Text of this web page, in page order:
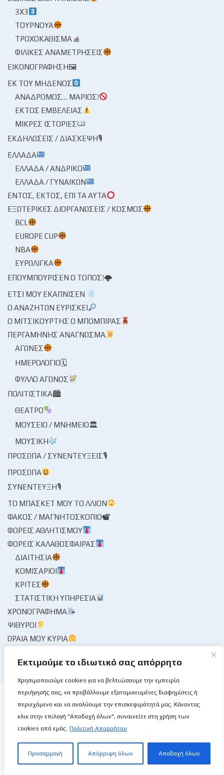
Εκτιμούμε το ιδιωτικό σας απόρρητο
Χρησιμοποιούμε cookies για να βελτιώσουμε την εμπειρία
περιήγησής σας, να προβάλλουμε εξατομικευμένες διαφημίσεις ή
περιεχόμενο και να αναλύουμε την επισκεψιμότητά μας. Κάνοντας
κλικ στην επιλογή "Αποδοχή όλων", συναινείτε στη χρήση των
cookies από εμάς. Πολιτική Απορρήτου
Προσαρμογή Απόρριψη όλων Αποδοχή όλων
3X3
ΤΟΥΡΝΟΥΆ
ΤΡΟΧΟΚΆΘΙΣΜΑ
ΦΙΛΙΚΈΣ ΑΝΑΜΕΤΡΉΣΕΙΣ
ΕΙΚΟΝΟΓΡΆΦΗΣΗ🖼
ΕΚ ΤΟΥ ΜΗΔΕΝΌΣ
ΑΝΆΔΡΟΜΟΣ… ΜΆΡΙΟΣ!
ΕΚΤΌΣ ΕΜΒΈΛΕΙΑΣ
ΜΙΚΡΈΣ ΙΣΤΟΡΊΕΣ
ΕΚΔΗΛΏΣΕΙΣ / ΔΙΆΣΚΕΨΗ🎙
ΕΛΛΆΔΑ
ΕΛΛΆΔΑ / ΑΝΔΡΙΚΌ
ΕΛΛΆΔΑ / ΓΥΝΑΙΚΏΝ
ΕΝΤΌΣ, ΕΚΤΌΣ, ΕΠΊ ΤΑ ΑΥΤΆ
ΕΞΩΤΕΡΙΚΈΣ ΔΙΟΡΓΑΝΏΣΕΙΣ / ΚΌΣΜΟΣ
BCL
EUROPE CUP
NBA
ΕΥΡΩΛΊΓΚΑ
ΕΠΟΥΜΠΟΎΡΙΣΕΝ Ο ΤΌΠΟΣ!🌩
ΈΤΣΙ ΜΟΥ ΕΚΆΠΝΙΣΕΝ
Ο ΑΝΑΖΗΤΏΝ ΕΥΡΊΣΚΕΙ
Ο ΜΙΤΣΙΚΟΥΡΤΉΣ Ο ΜΠΌΜΠΙΡΑΣ
ΠΕΡΓΑΜΗΝΉΣ ΑΝΆΓΝΩΣΜΑ
ΑΓΏΝΕΣ
ΗΜΕΡΟΛΌΓΙΟ🗓
ΦΎΛΛΟ ΑΓΏΝΟΣ
ΠΟΛΙΤΙΣΤΙΚΆ🏙
ΘΈΑΤΡΟ
ΜΟΥΣΕΊΟ / ΜΝΗΜΕΊΟ🏛
ΜΟΥΣΙΚΉ
ΠΡΌΣΩΠΑ / ΣΥΝΕΝΤΕΎΞΕΙΣ🎙
ΠΡΌΣΩΠΑ
ΣΥΝΈΝΤΕΥΞΗ🎙
ΤΟ ΜΠΆΣΚΕΤ ΜΟΥ ΤΟ ΛΛΊΟΝ
ΦΑΚΌΣ / ΜΑΓΝΗΤΟΣΚΌΠΙΟ
ΦΟΡΕΊΣ ΑΘΛΗΤΙΣΜΟΎ
ΦΟΡΕΊΣ ΚΑΛΑΘΌΣΦΑΙΡΑΣ
ΔΙΑΙΤΗΣΊΑ
ΚΟΜΙΣΆΡΙΟΙ
ΚΡΙΤΈΣ
ΣΤΑΤΙΣΤΙΚΉ ΥΠΗΡΕΣΊΑ
ΧΡΟΝΟΓΡΆΦΗΜΑ
ΨΊΘΥΡΟΙ
ΩΡΑΊΑ ΜΟΥ ΚΥΡΊΑ
Το Basketball Stories στις επάλξεις!
Μια νέα ιστοσελίδα εμφανίζεται σήμερα μπροστά στις οθόνες